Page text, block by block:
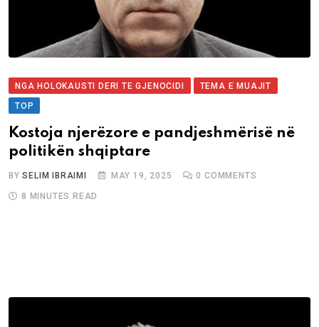
NGA HOLOKAUSTI DERI TE GJENOCIDI
TEMA E MUAJIT
TOP
Kostoja njerëzore e pandjeshmërisë në
politikën shqiptare
BYSELIM IBRAIMI MAY 19, 2025 0 COMMENTS
8 MINUTES READ